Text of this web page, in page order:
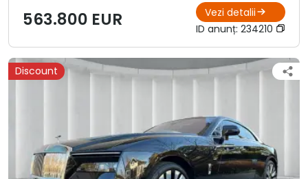
563.800 EUR
Vezi detalii
ID anunț: 234210
Discount